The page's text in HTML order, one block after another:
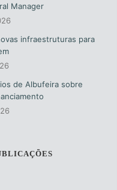
Manager
infraestruturas para
de Albufeira sobre